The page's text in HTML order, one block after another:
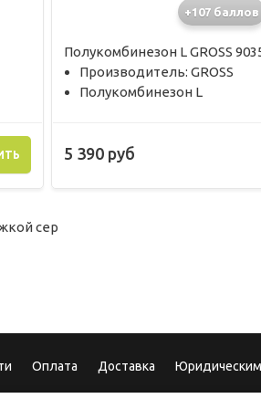
+107 баллов
Полукомбинезон L GROSS
Производитель: GROSS
Полукомбинезон L
5 390 руб
сер
Оплата Доставка